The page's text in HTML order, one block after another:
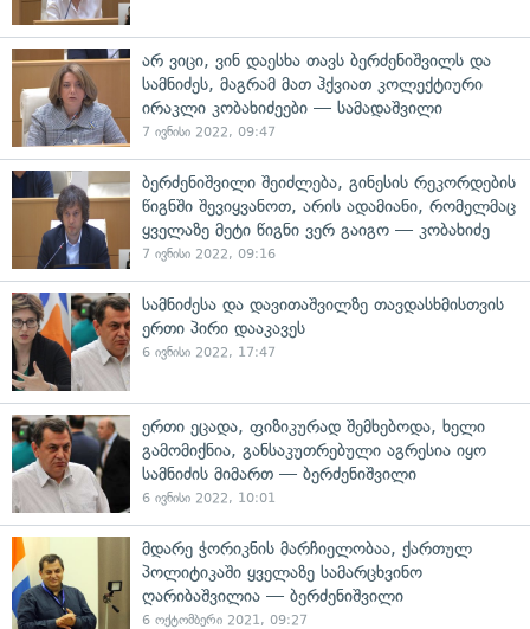
არ ვიცი, ვინ დაესხა თავს ბერძენიშვილს და
სამნიძეს, მაგრამ მათ ჰქვიათ კოლექტიური
ირაკლი კობახიძეები — სამადაშვილი
7 ივნისი 2022, 09:47
ბერძენიშვილი შეიძლება, გინესის რეკორდების
წიგნში შევიყვანოთ, არის ადამიანი, რომელმაც
ყველაზე მეტი წიგნი ვერ გაიგო — კობახიძე
7 ივნისი 2022, 09:16
სამნიძესა და დავითაშვილზე თავდასხმისთვის
ერთი პირი დააკავეს
6 ივნისი 2022, 17:47
ერთი ეცადა, ფიზიკურად შემხებოდა, ხელი
გამომიქნია, განსაკუთრებული აგრესია იყო
სამნიძის მიმართ — ბერძენიშვილი
6 ივნისი 2022, 10:01
მდარე ჭორიკნის მარჩიელობაა, ქართულ
პოლიტიკაში ყველაზე სამარცხვინო
ღარიბაშვილია — ბერძენიშვილი
6 ოქტომბერი 2021, 09:27